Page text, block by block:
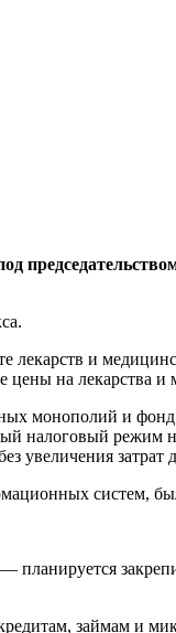
и
на лекарства и
монополий и
налоговый режим
увеличения
систем,
займам и